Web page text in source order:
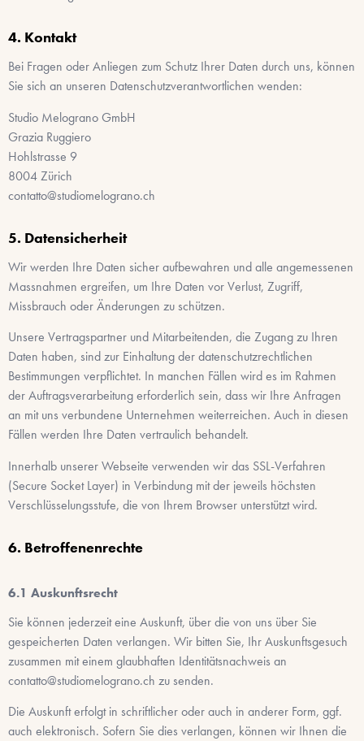
Kontakt
Bei Fragen oder Anliegen zum Schutz Ihrer Daten durch uns, können
Sie sich an unseren Datenschutzverantwortlichen wenden:
Studio Melograno GmbH
Grazia Ruggiero
Hohlstrasse 9
8004Zürich
contatto@studiomelograno.ch
Datensicherheit
Wir werden Ihre Daten sicher aufbewahren und alle angemessenen
Massnahmen ergreifen, um Ihre Daten vor Verlust, Zugriff,
Missbrauch oder Änderungen zu schützen.
Unsere Vertragspartner und Mitarbeitenden, die Zugang zu Ihren
Daten haben, sind zur Einhaltung der datenschutzrechtlichen
Bestimmungen verpflichtet. In manchen Fällen wird es im Rahmen
der Auftragsverarbeitung erforderlich sein, dass wir Ihre Anfragen
an mit uns verbundene Unternehmen weiterreichen. Auch in diesen
Fällen werden Ihre Daten vertraulich behandelt.
Innerhalb unserer Webseite verwenden wir das SSL-Verfahren
(Secure Socket Layer) in Verbindung mit der jeweils höchsten
Verschlüsselungsstufe, die von Ihrem Browser unterstützt wird.
Betroffenenrechte
Auskunftsrecht
Sie können jederzeit eine Auskunft, über die von uns über Sie
gespeicherten Daten verlangen. Wir bitten Sie, Ihr Auskunftsgesuch
zusammen mit einem glaubhaften Identitätsnachweis an
contatto@studiomelograno.ch zu senden.
Die Auskunft erfolgt in schriftlicher oder auch in anderer Form, ggf.
auch elektronisch. Sofern Sie dies verlangen, können wir Ihnen die